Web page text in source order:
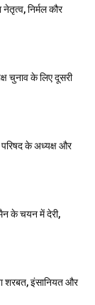
नेतृत्व, निर्मल कौर
चुनाव के लिए दूसरी
परिषद के अध्यक्ष और
के चयन में देरी,
शरबत, इंसानियत और